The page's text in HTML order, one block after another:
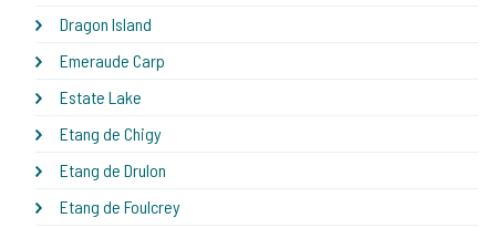
Dragon Island
Emeraude Carp
Estate Lake
Etang de Chigy
Etang de Drulon
Etang de Foulcrey